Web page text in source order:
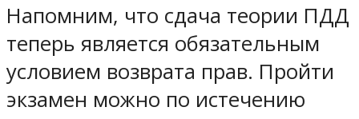
Напомним, что сдача теории ПДД
теперь является обязательным
условием возврата прав. Пройти
экзамен можно по истечению